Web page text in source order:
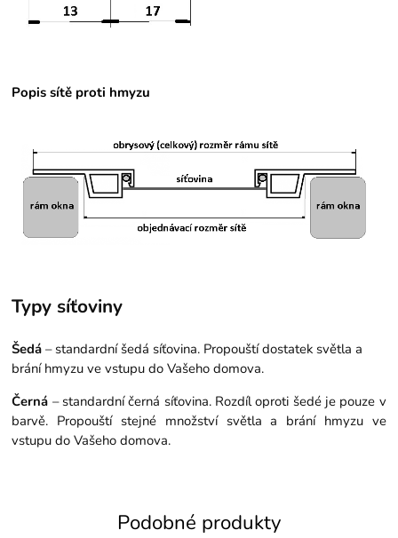
Popis sítě proti hmyzu
Typy síťoviny
Šedá – standardní šedá síťovina. Propouští dostatek světla a
brání hmyzu ve vstupu do Vašeho domova.
Černá – standardní černá síťovina. Rozdíl oproti šedé je pouze v
barvě. Propouští stejné množství světla a brání hmyzu ve
vstupu do Vašeho domova.
Podobné produkty